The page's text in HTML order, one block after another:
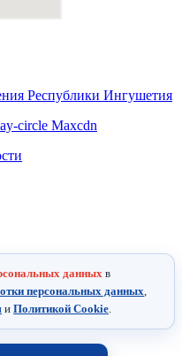
Республики Ингушетия
circle Maxcdn
данных в
персональных данных
и Политикой Cookie